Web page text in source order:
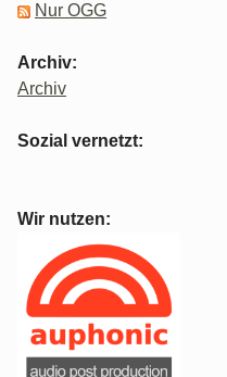
Nur OGG
Archiv:
Archiv
Sozial vernetzt:
Wir nutzen: